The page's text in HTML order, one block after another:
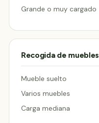
Grande o muy cargado
Recogida de muebles
Mueble suelto
Varios muebles
Carga mediana